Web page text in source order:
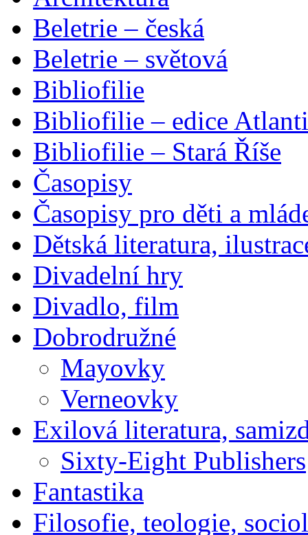
Beletrie – česká
Beletrie – světová
Bibliofilie
Bibliofilie – edice
Bibliofilie – Stará Říše
Časopisy
Časopisy pro děti a
Dětská literatura,
Divadelní hry
Divadlo, film
Dobrodružné
Mayovky
Verneovky
Exilová literatura,
Sixty-Eight Publishers
Fantastika
Filosofie, teologie,